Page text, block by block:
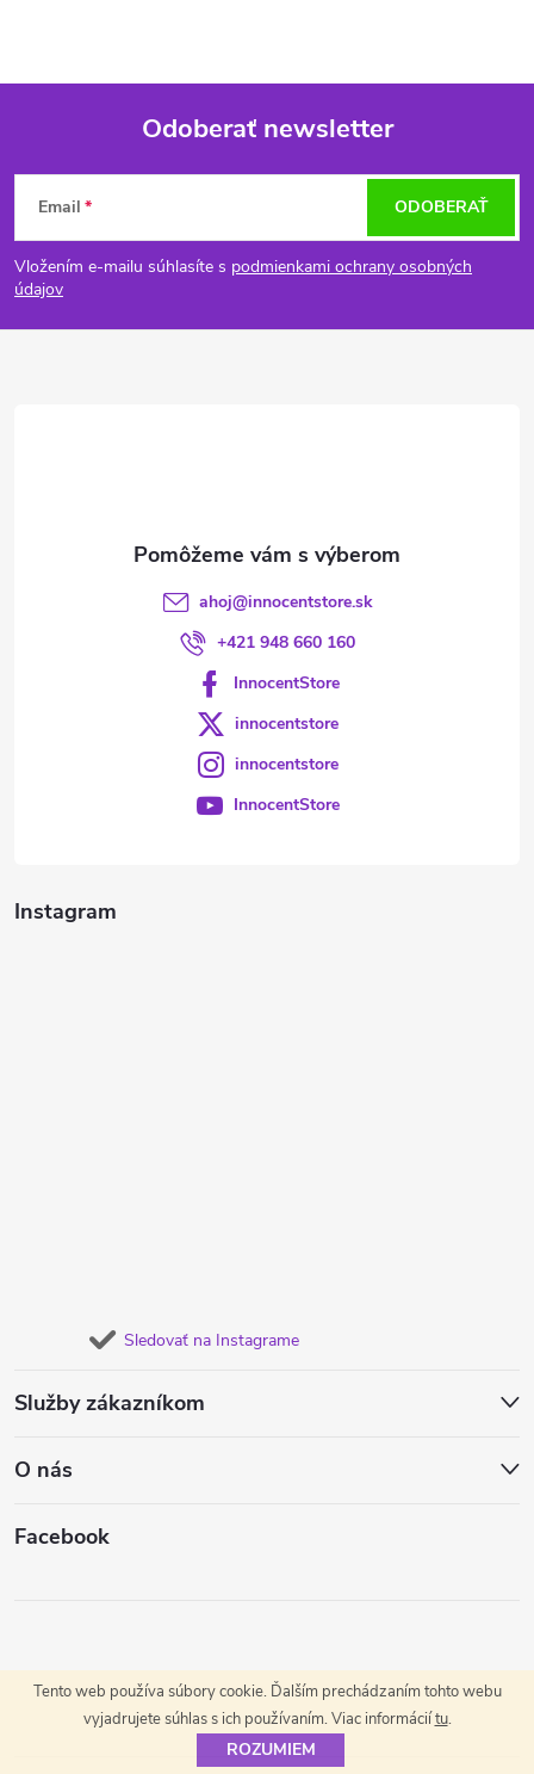
Tento web používa súbory cookie. Ďalším prechádzaním tohto webu
vyjadrujete súhlas s ich používaním. Viac informáciítu.
ROZUMIEM
Z
á
p
Odoberať newsletter
Email
Vložením e-mailu súhlasíte s podmienkami ochrany osobných
údajov
ODOBERAŤ
Instagram
Sledovať na Instagrame
Služby zákazníkom
O nás
Facebook
ahoj@innocentstore.sk
+421 948 660 160
InnocentStore
innocentstore
innocentstore
InnocentStore